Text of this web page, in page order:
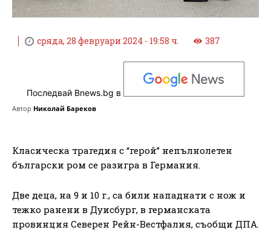
сряда, 28 февруари 2024 - 19:58 ч. 387
Последвай Bnews.bg в
Автор Николай Бареков
Класическа трагедия с “герой” непълнолетен
български ром се разигра в Германия.
Две деца, на 9 и 10 г., са били нападнати с нож и
тежко ранени в Дуисбург, в германската
провинция Северен Рейн-Вестфалия, съобщи ДПА.